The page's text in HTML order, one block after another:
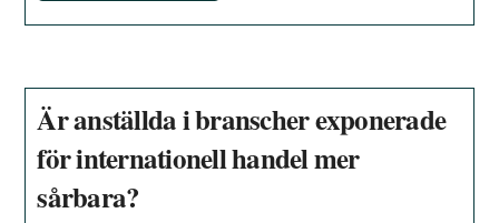
Är anställda i branscher exponerade
för internationell handel mer
sårbara?